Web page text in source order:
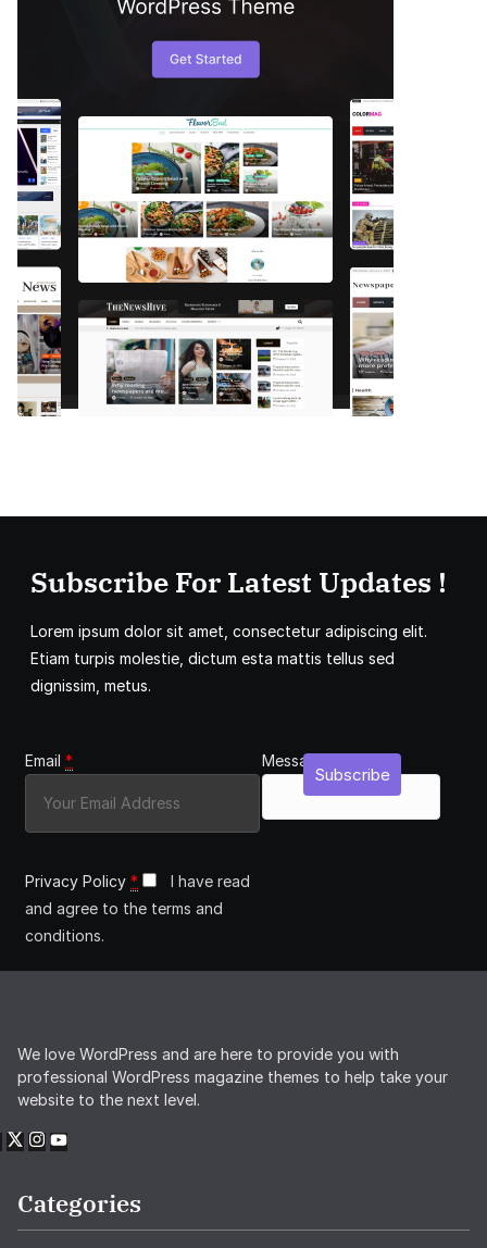
Subscribe For Latest Updates !
Lorem ipsum dolor sit amet, consectetur adipiscing elit.
Etiam turpis molestie, dictum esta mattis tellus sed
dignissim, metus.
Email *
Privacy Policy *
I have read
and agree to the terms and
conditions.
Message
Subscribe
We love WordPress and are here to provide you with
professional WordPress magazine themes to help take your
website to the next level.
Categories